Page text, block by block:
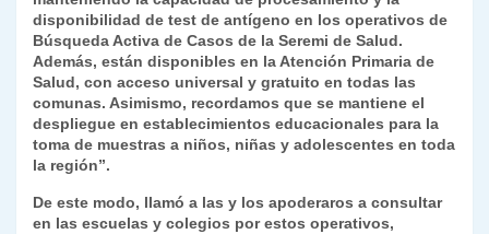
disponibilidad de test de antígeno en los operativos de
Búsqueda Activa de Casos de la Seremi de Salud.
Además, están disponibles en la Atención Primaria de
Salud, con acceso universal y gratuito en todas las
comunas. Asimismo, recordamos que se mantiene el
despliegue en establecimientos educacionales para la
toma de muestras a niños, niñas y adolescentes en toda
la región”.
De este modo, llamó a las y los apoderaros a consultar
en las escuelas y colegios por estos operativos,